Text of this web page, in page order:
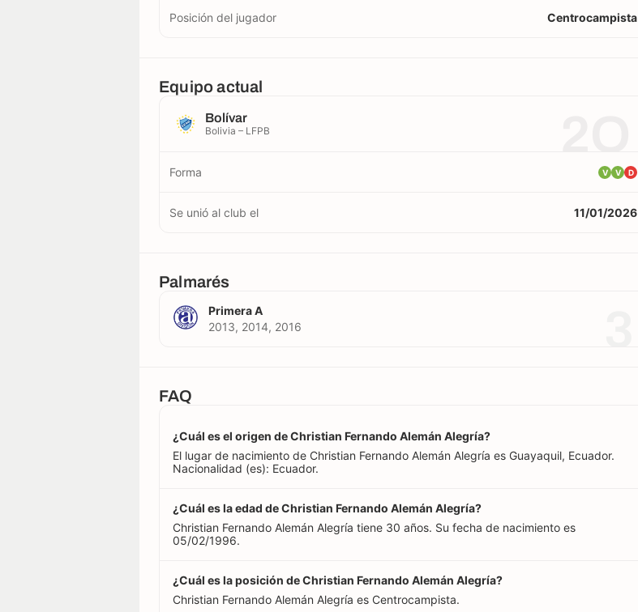
Posición del jugador Centrocampista
Equipo actual
Bolívar
Bolivia – LFPB
Forma V V D
Se unió al club el 11/01/2026
Palmarés
Primera A
2013, 2014, 2016
FAQ
¿Cuál es el origen de Christian Fernando Alemán Alegría?
El lugar de nacimiento de Christian Fernando Alemán Alegría es Guayaquil, Ecuador.
Nacionalidad (es): Ecuador.
¿Cuál es la edad de Christian Fernando Alemán Alegría?
Christian Fernando Alemán Alegría tiene 30 años. Su fecha de nacimiento es
05/02/1996.
¿Cuál es la posición de Christian Fernando Alemán Alegría?
Christian Fernando Alemán Alegría es Centrocampista.